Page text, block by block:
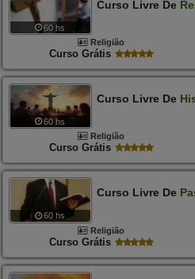
60 hs
Curso Livre De
Religião
Curso Grátis
60 hs
Curso Livre De
Religião
Curso Grátis
60 hs
Curso Livre De
Religião
Curso Grátis